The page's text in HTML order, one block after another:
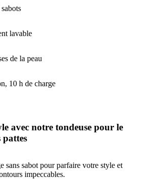
lavable
de la peau
10 h de charge
avec notre tondeuse pour le
pattes
sans sabot pour parfaire votre style et
impeccables.